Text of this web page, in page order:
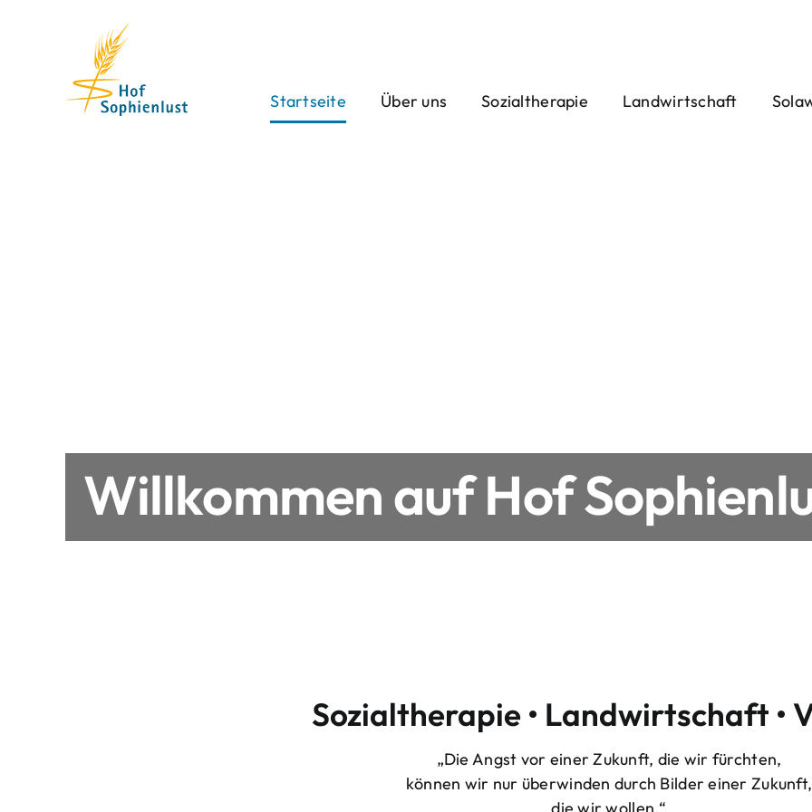
Startseite
Über uns Sozialtherapie Landwirtschaft
Willkommen auf Hof
Sozialtherapie • Landwirtschaft •
„Die Angst vor einer Zukunft, die wir fürchten,
können wir nur überwinden durch Bilder einer Zukunft,